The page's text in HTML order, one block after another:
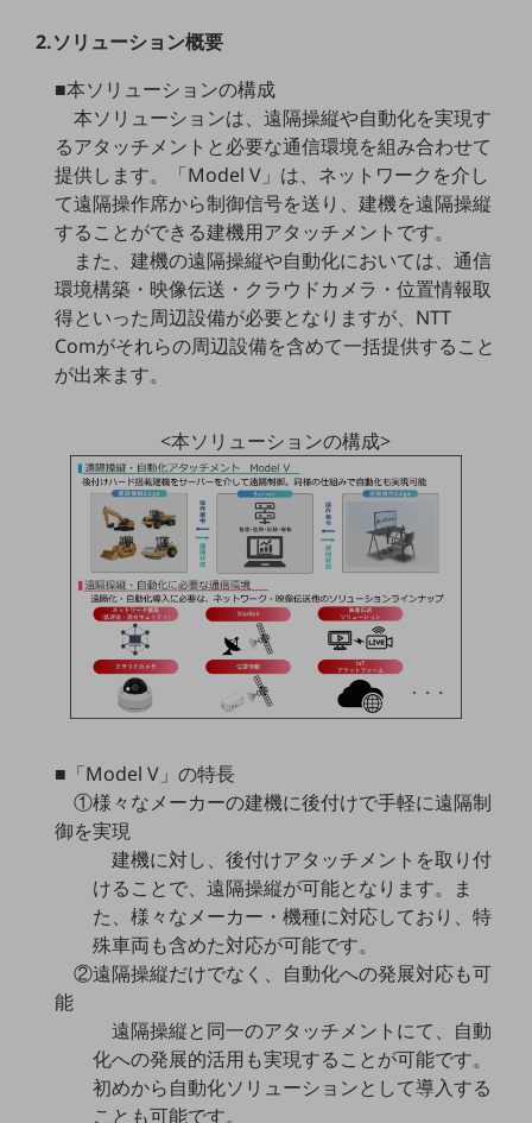
災害対策
地域共創・地方創生
セキュリティ対策
遠隔監視
顧客体験（CX）改善
自動化・省電化
人材不足解消
業種・業態で探す
業種・業態で探すTOP
キーワードで探す
モバイルTOP
法人向けスマホ・携帯に関する、
おすすめの機種、料金やサービスをご紹介
ビジネス向けスマートフォン
タフネススマートフォン
データ通信製品
ドコモケータイ
2.ソリューション概要
■本ソリューションの構成
本ソリューションは、遠隔操縦や自動化を実現す
るアタッチメントと必要な通信環境を組み合わせて
提供します。「Model V」は、ネットワークを介し
て遠隔操作席から制御信号を送り、建機を遠隔操縦
することができる建機用アタッチメントです。
また、建機の遠隔操縦や自動化においては、通信
環境構築・映像伝送・クラウドカメラ・位置情報取
得といった周辺設備が必要となりますが、NTT
Comがそれらの周辺設備を含めて一括提供すること
が出来ます。
<本ソリューションの構成>
■「Model V」の特長
①様々なメーカーの建機に後付けで手軽に遠隔制
御を実現
建機に対し、後付けアタッチメントを取り付
けることで、遠隔操縦が可能となります。ま
た、様々なメーカー・機種に対応しており、特
殊車両も含めた対応が可能です。
②遠隔操縦だけでなく、自動化への発展対応も可
能
遠隔操縦と同一のアタッチメントにて、自動
化への発展的活用も実現することが可能です。
初めから自動化ソリューションとして導入する
ことも可能です。